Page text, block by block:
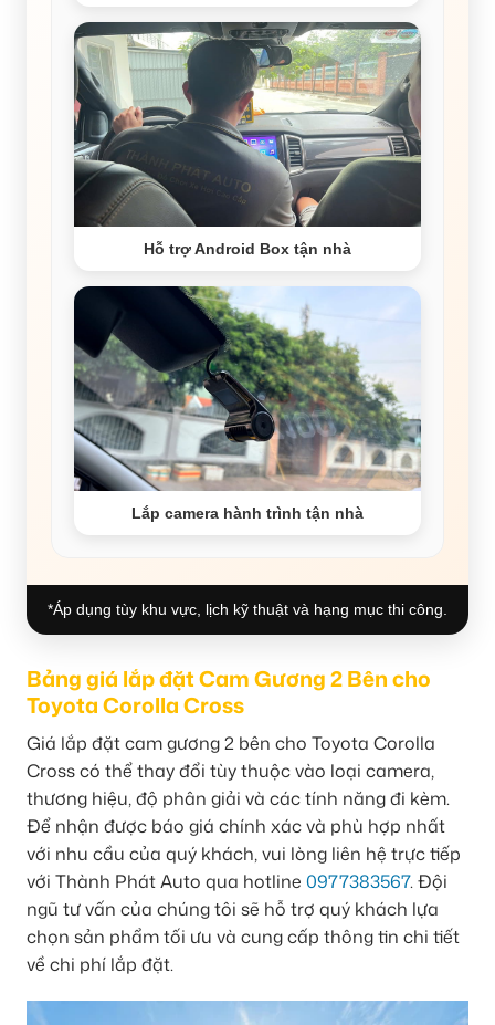
Hỗ trợ Android Box tận nhà
Lắp camera hành trình tận nhà
*Áp dụng tùy khu vực, lịch kỹ thuật và hạng mục thi công.
Bảng giá lắp đặt Cam Gương 2 Bên cho
Toyota Corolla Cross
Giá lắp đặt cam gương 2 bên cho Toyota Corolla
Cross có thể thay đổi tùy thuộc vào loại camera,
thương hiệu, độ phân giải và các tính năng đi kèm.
Để nhận được báo giá chính xác và phù hợp nhất
với nhu cầu của quý khách, vui lòng liên hệ trực tiếp
với Thành Phát Auto qua hotline 0977383567. Đội
ngũ tư vấn của chúng tôi sẽ hỗ trợ quý khách lựa
chọn sản phẩm tối ưu và cung cấp thông tin chi tiết
về chi phí lắp đặt.